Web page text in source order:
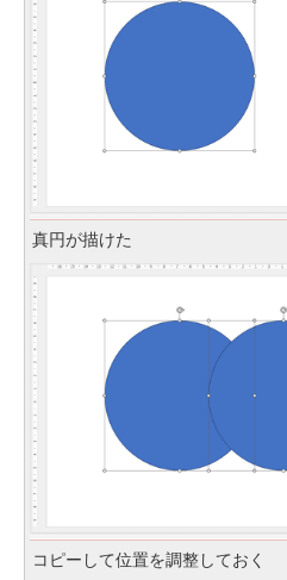
真円が描けた
コピーして位置を調整しておく